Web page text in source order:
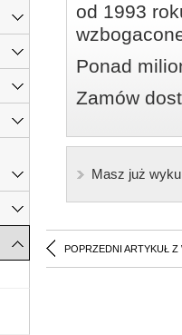
od 1993
Ponad
Zamów
Masz już
POPRZEDNI ARTYKUŁ Z